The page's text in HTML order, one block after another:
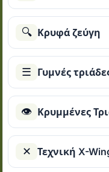
🔍 Κρυφά ζεύγη
☰ Γυμνές
👁 Κρυμμένες
✕ Τεχνική X-